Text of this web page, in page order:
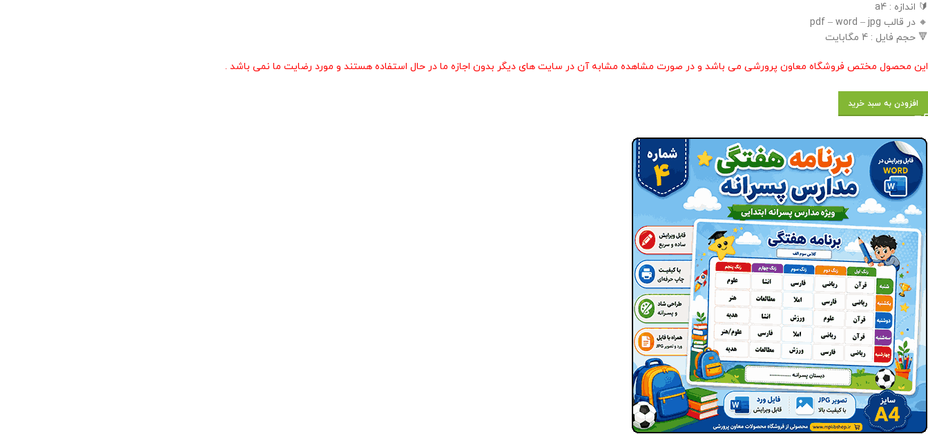
🔰 اندازه : a4
🔸 در قالب pdf – word – jpg
🔻 حجم فایل : 4 مگابایت
این محصول مختص فروشگاه معاون پرورشی می باشد و در صورت مشاهده مشابه آن در سایت های دیگر بدون اجازه ما در حال استفاده هستند و مورد رضایت ما نمی باشد .
افزودن به سبد خرید